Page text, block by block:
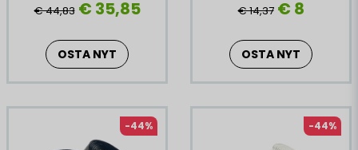
The grip tape is best after a period of use.
Long durability
Weight 30 g
€ 44,83 € 35,85
OSTA NYT
€ 14,37 € 8
OSTA NYT
-44% -44%